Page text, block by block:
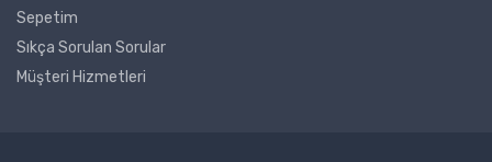
Sepetim
Sıkça Sorulan Sorular
Müşteri Hizmetleri